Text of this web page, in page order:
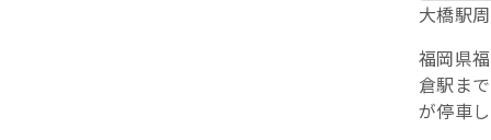
大橋駅
福岡県
倉駅ま
が停車